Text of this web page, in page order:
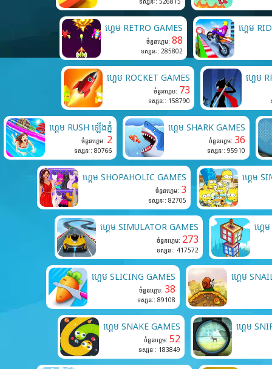
ហ្គេម RETRO GAMES
ចំនួនហ្គេម: 88
ទស្សនៈ: 285802
ហ្គេម
ហ្គេម ROCKET GAMES
ចំនួនហ្គេម: 73
ទស្សនៈ: 158790
ហ្គេម
ហ្គេម RUSH ឡើងភ្នំ
ចំនួនហ្គេម: 2
ទស្សនៈ: 80766
ហ្គេម SHARK GAMES
ចំនួនហ្គេម: 36
ទស្សនៈ: 95910
ហ្គេម SHOPAHOLIC GAMES
ចំនួនហ្គេម: 3
ទស្សនៈ: 82705
ហ្គេម
ហ្គេម SIMULATOR GAMES
ចំនួនហ្គេម: 273
ទស្សនៈ: 417572
ហ្គេ
ហ្គេម SLICING GAMES
ចំនួនហ្គេម: 38
ទស្សនៈ: 89108
ហ្គេម
ហ្គេម SNAKE GAMES
ចំនួនហ្គេម: 52
ទស្សនៈ: 183849
ហ្គេម